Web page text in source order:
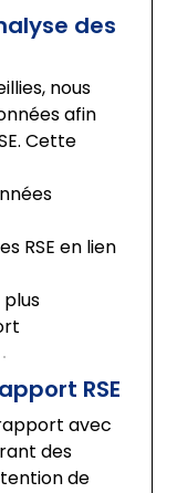
des
nous
afin
Cette
RSE en lien
RSE
avec
des
de